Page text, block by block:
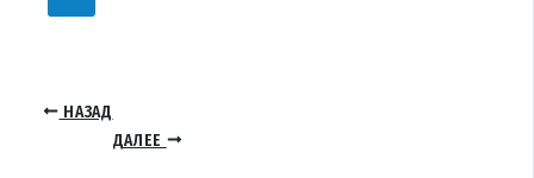
НАЗАД
ДАЛЕЕ